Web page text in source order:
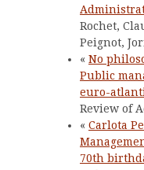
Rochet,
Peignot,
« No
Public
euro-
Review of
« Carlota
70th